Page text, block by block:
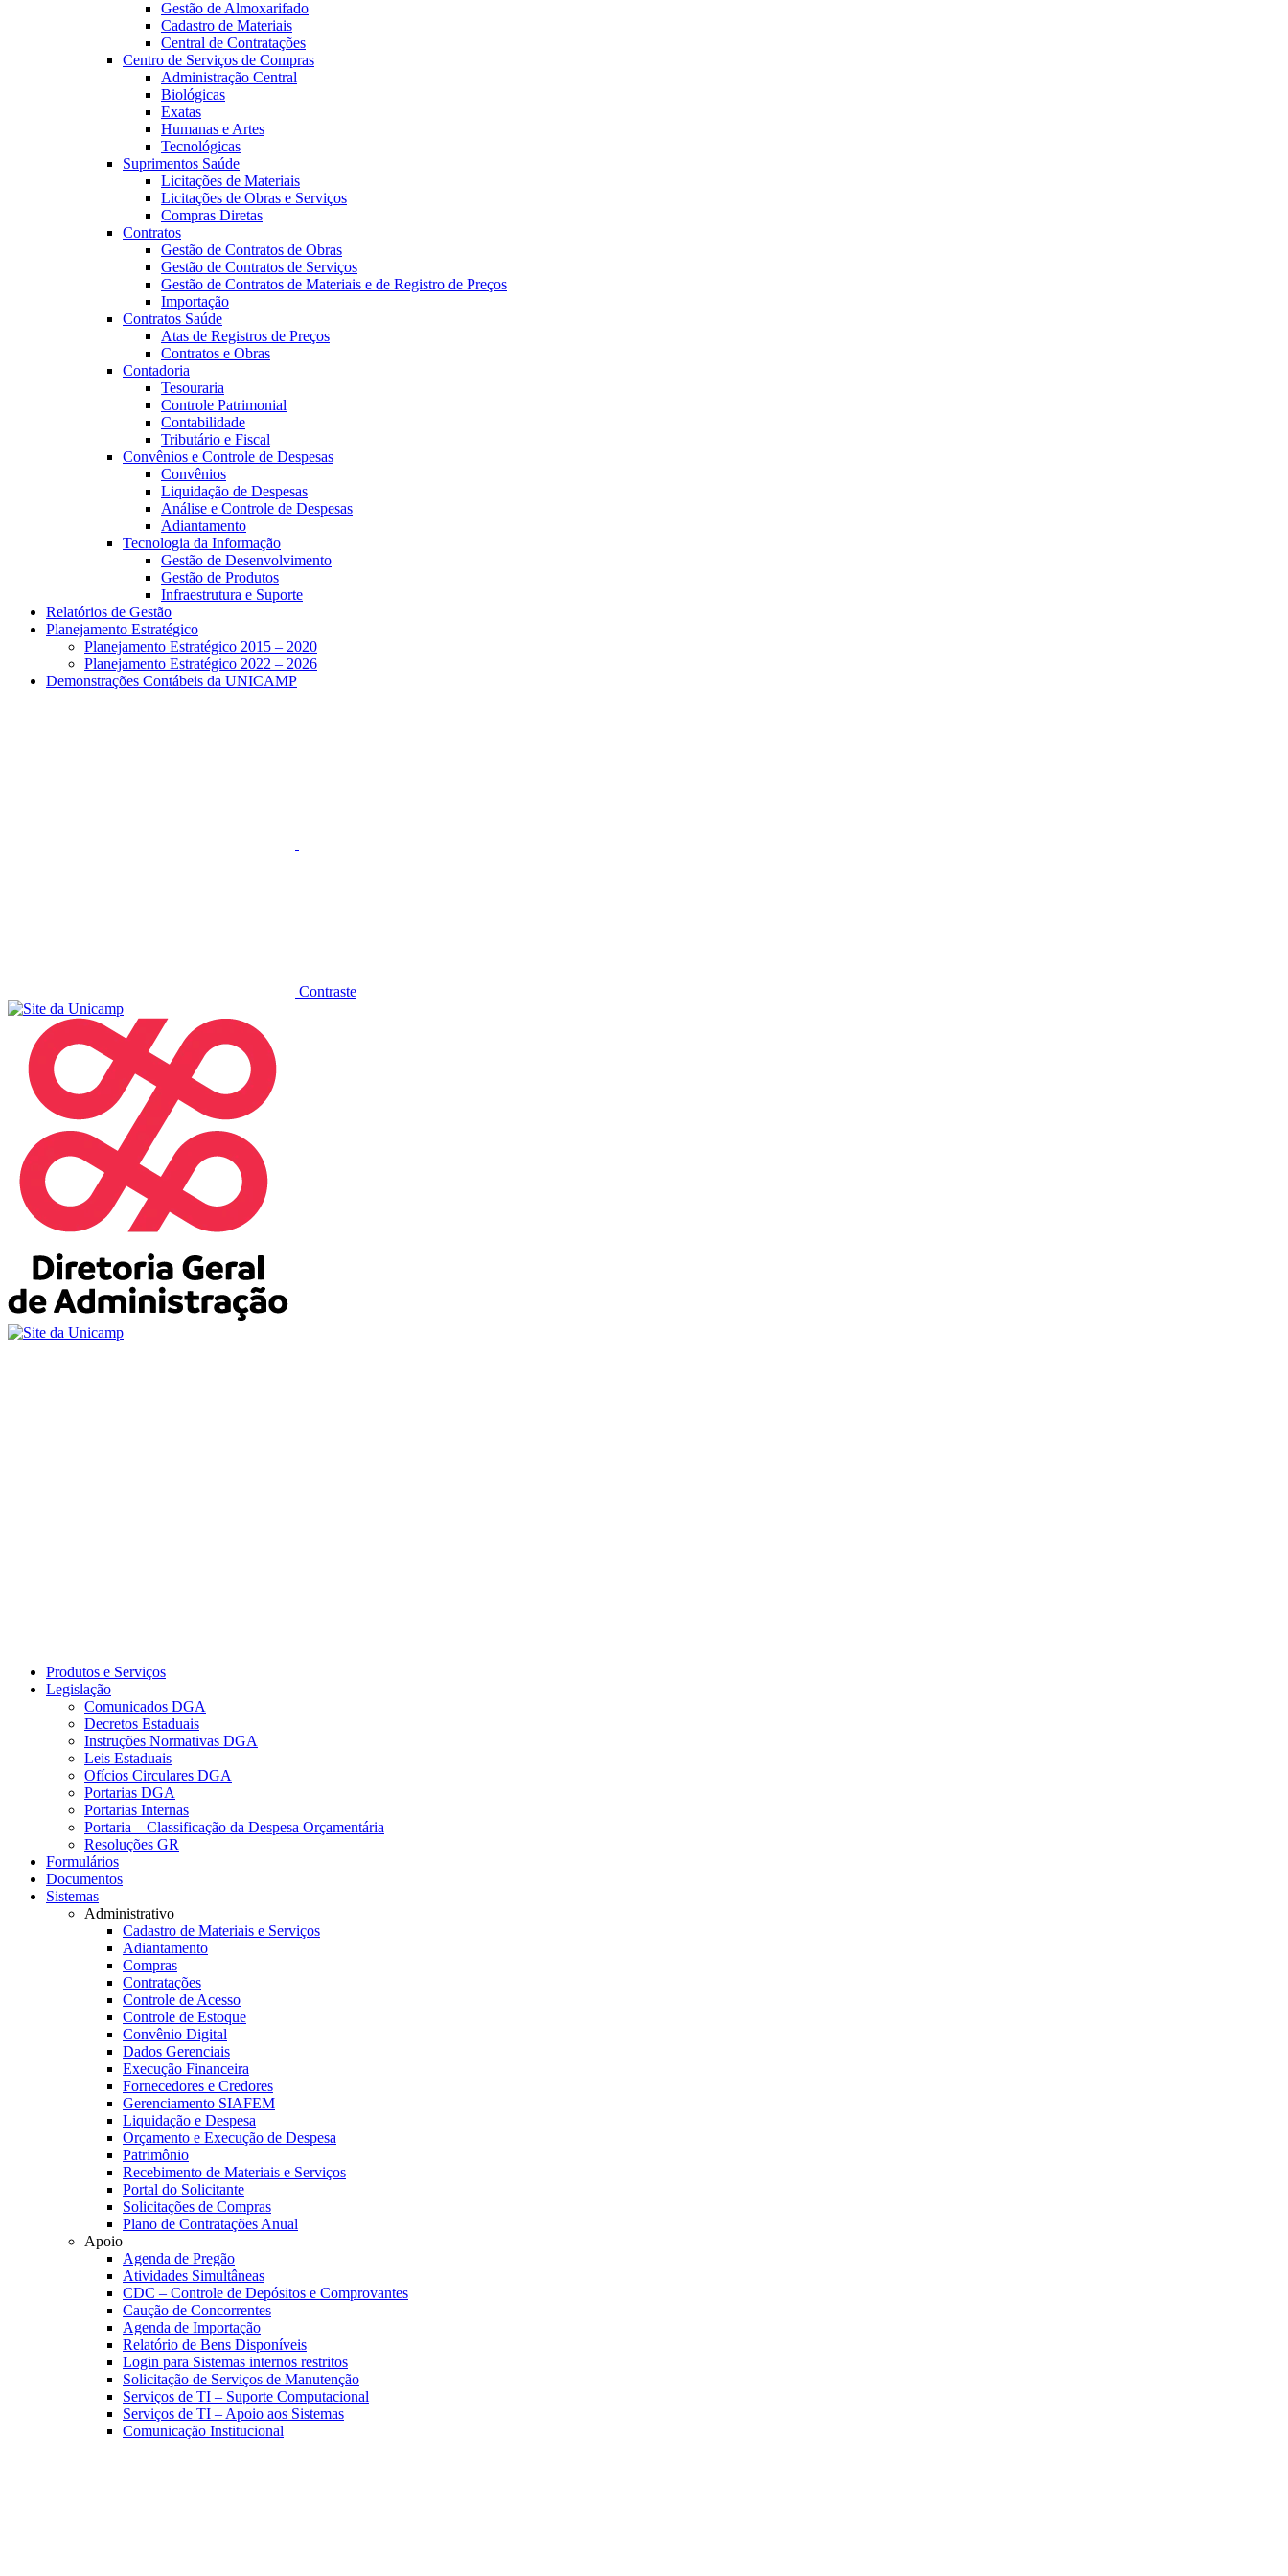
Gestão de Almoxarifado
Cadastro de Materiais
Central de Contratações
Centro de Serviços de Compras
Administração Central
Biológicas
Exatas
Humanas e Artes
Tecnológicas
Suprimentos Saúde
Licitações de Materiais
Licitações de Obras e Serviços
Compras Diretas
Contratos
Gestão de Contratos de Obras
Gestão de Contratos de Serviços
Gestão de Contratos de Materiais e de Registro de Preços
Importação
Contratos Saúde
Atas de Registros de Preços
Contratos e Obras
Contadoria
Tesouraria
Controle Patrimonial
Contabilidade
Tributário e Fiscal
Convênios e Controle de Despesas
Convênios
Liquidação de Despesas
Análise e Controle de Despesas
Adiantamento
Tecnologia da Informação
Gestão de Desenvolvimento
Gestão de Produtos
Infraestrutura e Suporte
Relatórios de Gestão
Planejamento Estratégico
Planejamento Estratégico 2015 – 2020
Planejamento Estratégico 2022 – 2026
Demonstrações Contábeis da UNICAMP
Contraste
Produtos e Serviços
Legislação
Comunicados DGA
Decretos Estaduais
Instruções Normativas DGA
Leis Estaduais
Ofícios Circulares DGA
Portarias DGA
Portarias Internas
Portaria – Classificação da Despesa Orçamentária
Resoluções GR
Formulários
Documentos
Sistemas
Administrativo
Cadastro de Materiais e Serviços
Adiantamento
Compras
Contratações
Controle de Acesso
Controle de Estoque
Convênio Digital
Dados Gerenciais
Execução Financeira
Fornecedores e Credores
Gerenciamento SIAFEM
Liquidação e Despesa
Orçamento e Execução de Despesa
Patrimônio
Recebimento de Materiais e Serviços
Portal do Solicitante
Solicitações de Compras
Plano de Contratações Anual
Apoio
Agenda de Pregão
Atividades Simultâneas
CDC – Controle de Depósitos e Comprovantes
Caução de Concorrentes
Agenda de Importação
Relatório de Bens Disponíveis
Login para Sistemas internos restritos
Solicitação de Serviços de Manutenção
Serviços de TI – Suporte Computacional
Serviços de TI – Apoio aos Sistemas
Comunicação Institucional